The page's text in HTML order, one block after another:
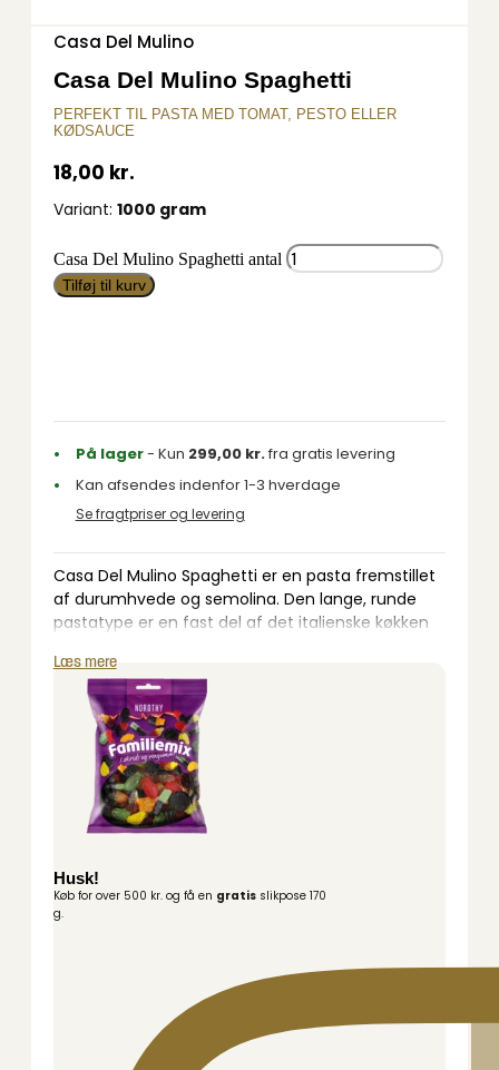
Casa Del Mulino
Casa Del Mulino Spaghetti
PERFEKT TIL PASTA MED TOMAT, PESTO ELLER
KØDSAUCE
18,00 kr.
Variant: 1000 gram
Casa Del Mulino Spaghetti antal
Tilføj til kurv
På lager- Kun 299,00 kr.fra gratis levering
Kan afsendes indenfor 1-3 hverdage
Se fragtpriser og levering
Casa Del Mulino Spaghetti er en pasta fremstillet
af durumhvede og semolina. Den lange, runde
pastatype er en fast del af det italienske køkken
Spaghetti har en mild smag af hvede og en fast
konsistens efter kogning, hvilket gør den velegnet
til både lette og fyldige saucer. Den glatte
overflade gør pastaen ideel til eksempelvis
tomatbaserede saucer, pesto eller klassiske retter
som carbonara og bolognese.
Pastaen koges i 8–10 minutter og kan serveres til
middage med familie og gæster. Den store pakke
på 1000 g gør det nemt at tilberede mad til flere
Server Casa Del Mulino Spaghetti med en god
Brugsanvisning:
Bring vandet i kog, ca. 1 liter
vand pr. 100 g spaghetti. Tilsæt salt og pasta, rør
Læs mere
Husk!
Køb for over 500 kr. og få en gratisslikpose 170
g.